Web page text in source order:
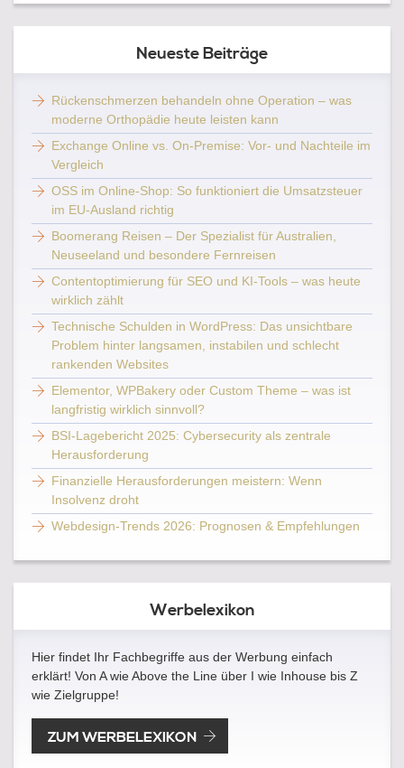
Neueste Beiträge
Rückenschmerzen behandeln ohne Operation – was
moderne Orthopädie heute leisten kann
Exchange Online vs. On-Premise: Vor- und Nachteile im
Vergleich
OSS im Online-Shop: So funktioniert die Umsatzsteuer
im EU-Ausland richtig
Boomerang Reisen – Der Spezialist für Australien,
Neuseeland und besondere Fernreisen
Contentoptimierung für SEO und KI-Tools – was heute
wirklich zählt
Technische Schulden in WordPress: Das unsichtbare
Problem hinter langsamen, instabilen und schlecht
rankenden Websites
Elementor, WPBakery oder Custom Theme – was ist
langfristig wirklich sinnvoll?
BSI-Lagebericht 2025: Cybersecurity als zentrale
Herausforderung
Finanzielle Herausforderungen meistern: Wenn
Insolvenz droht
Webdesign-Trends 2026: Prognosen & Empfehlungen
Werbelexikon
Hier findet Ihr Fachbegriffe aus der Werbung einfach
erklärt! Von A wie Above the Line über I wie Inhouse bis Z
wie Zielgruppe!
ZUM WERBELEXIKON